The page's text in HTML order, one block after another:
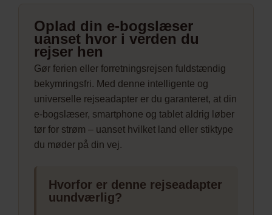
Oplad din e-bogslæser
uanset hvor i verden du
rejser hen
Gør ferien eller forretningsrejsen fuldstændig
bekymringsfri. Med denne intelligente og
universelle rejseadapter er du garanteret, at din
e-bogslæser, smartphone og tablet aldrig løber
tør for strøm – uanset hvilket land eller stiktype
du møder på din vej.
Hvorfor er denne rejseadapter
uundværlig?